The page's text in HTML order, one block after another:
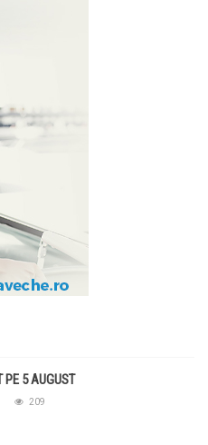
5 AUGUST
209